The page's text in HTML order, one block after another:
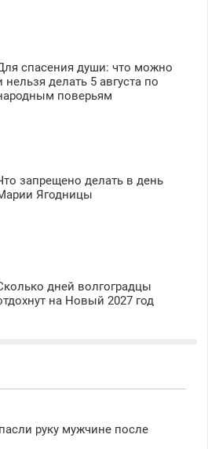
спасения души: что можно
нельзя делать 5 августа по
поверьям
запрещено делать в день
Ягодницы
дней волгоградцы
на Новый 2027 год
руку мужчине после